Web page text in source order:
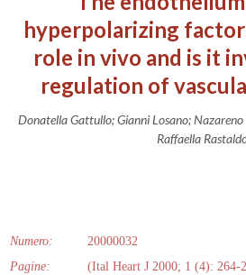
hyperpolarizing
role in vivo and is it
regulation of
Donatella Gattullo; Gianni Losano;
Raffaella
Numero:
20000032
Pagine:
(Ital Heart J 2000; 1 (4): 264-